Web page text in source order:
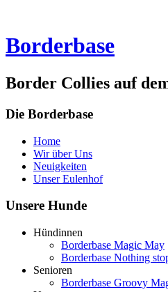
Borderbase
Border Collies auf
Die Borderbase
Home
Wir über Uns
Neuigkeiten
Unser Eulenhof
Unsere Hunde
Hündinnen
Borderbase Magic May
Borderbase Nothing
Senioren
Borderbase Groovy